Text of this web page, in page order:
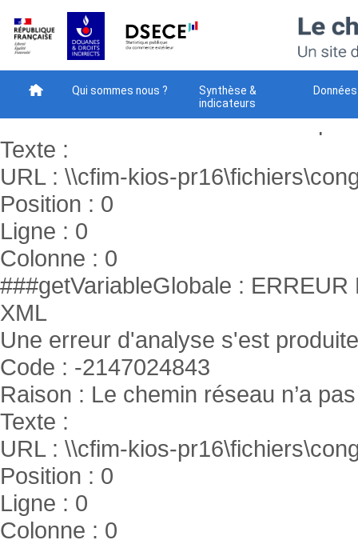
###getVariableGlobale :
XML
Une erreur d'analyse s'est
Code : -2147024843
Raison : Le chemin réseau n’a
Texte :
URL : \\cfim-kios-
Position : 0
Ligne : 0
Colonne : 0
###getVariableGlobale :
XML
Une erreur d'analyse s'est
Code : -2147024843
Raison : Le chemin réseau n’a
Texte :
URL : \\cfim-kios-
Position : 0
Ligne : 0
Colonne : 0
Qui sommes nous ? Synthèse &
indicateurs
Données